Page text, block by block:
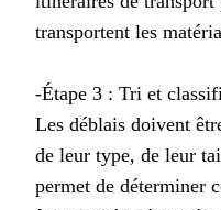
transportent les
-Étape 3 : Tri et
Les déblais doivent
de leur type, de leur
permet de déterminer